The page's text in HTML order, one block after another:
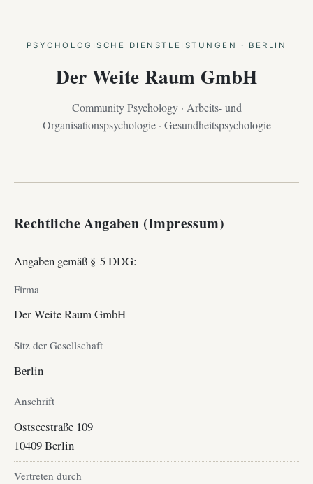
PSYCHOLOGISCHE DIENSTLEISTUNGEN · BERLIN
Der Weite Raum GmbH
Community Psychology · Arbeits- und
Organisationspsychologie · Gesundheitspsychologie
Rechtliche Angaben (Impressum)
Angaben gemäß § 5 DDG:
Firma
Der Weite Raum GmbH
Sitz der Gesellschaft
Berlin
Anschrift
Ostseestraße 109
10409 Berlin
Vertreten durch